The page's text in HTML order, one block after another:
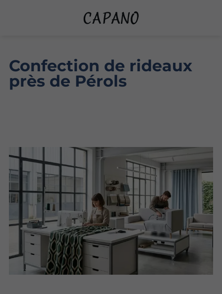
Confection de rideaux
près de Pérols